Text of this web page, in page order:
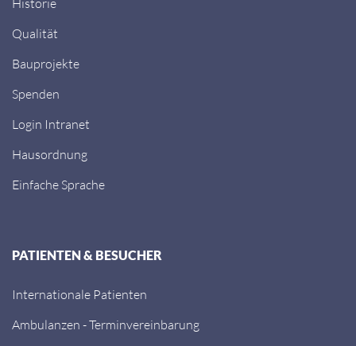
Qualität
Bauprojekte
Spenden
Login Intranet
Hausordnung
Einfache Sprache
PATIENTEN & BESUCHER
Internationale Patienten
Ambulanzen - Terminvereinbarung